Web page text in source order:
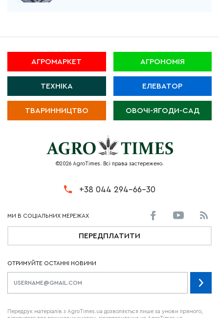
АГРОМАРКЕТ АГРОНОМІЯ
ТЕХНІКА ЕЛЕВАТОР
ТВАРИННИЦТВО ОВОЧІ-ЯГОДИ-САД
©2026 AgroTimes. Всі права застережено.
+38 044 294-66-30
ПЕРЕДПЛАТИТИ
ОТРИМУЙТЕ ОСТАННІ НОВИНИ
Передрук матеріалів з AgroTimes.ua дозволяється лише за умови прямого,